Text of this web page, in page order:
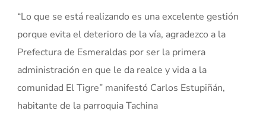
“Lo que se está realizando es una excelente gestión
porque evita el deterioro de la vía, agradezco a la
Prefectura de Esmeraldas por ser la primera
administración en que le da realce y vida a la
comunidad El Tigre” manifestó Carlos Estupiñán,
habitante de la parroquia Tachina